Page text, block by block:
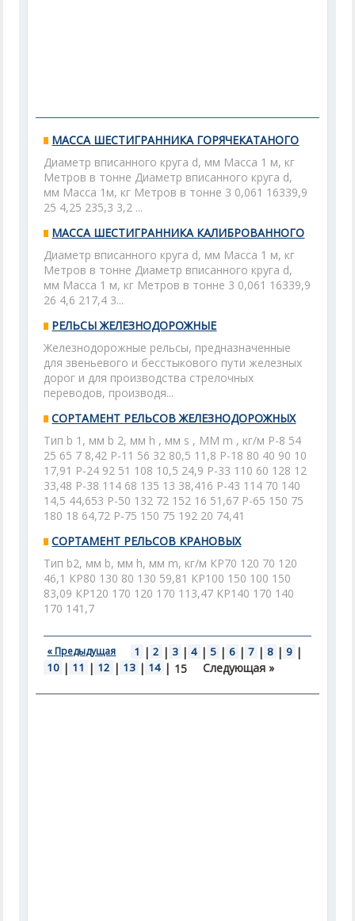
МАССА ШЕСТИГРАННИКА ГОРЯЧЕКАТАНОГО
Диаметр вписанного круга d, мм Масса 1 м, кг
Метров в тонне Диаметр вписанного круга d,
мм Масса 1м, кг Метров в тонне 3 0,061 16339,9
25 4,25 235,3 3,2 ...
МАССА ШЕСТИГРАННИКА КАЛИБРОВАННОГО
Диаметр вписанного круга d, мм Масса 1 м, кг
Метров в тонне Диаметр вписанного круга d,
мм Масса 1 м, кг Метров в тонне 3 0,061 16339,9
26 4,6 217,4 3...
РЕЛЬСЫ ЖЕЛЕЗНОДОРОЖНЫЕ
Железнодорожные рельсы, предназначенные
для звеньевого и бесстыкового пути железных
дорог и для производства стрелочных
переводов, производя...
СОРТАМЕНТ РЕЛЬСОВ ЖЕЛЕЗНОДОРОЖНЫХ
Тип b 1, мм b 2, мм h , мм s , ММ m , кг/м Р-8 54
25 65 7 8,42 P-11 56 32 80,5 11,8 P-18 80 40 90 10
17,91 Р-24 92 51 108 10,5 24,9 P-33 110 60 128 12
33,48 P-38 114 68 135 13 38,416 P-43 114 70 140
14,5 44,653 Р-50 132 72 152 16 51,67 P-65 150 75
180 18 64,72 Р-75 150 75 192 20 74,41
СОРТАМЕНТ РЕЛЬСОВ КРАНОВЫХ
Тип b2, мм b, мм h, мм m, кг/м КР70 120 70 120
46,1 КР80 130 80 130 59,81 КР100 150 100 150
83,09 КР120 170 120 170 113,47 КР140 170 140
170 141,7
« Предыдущая 1 | 2 | 3 | 4 | 5 | 6 | 7 | 8 | 9 |
10 | 11 | 12 | 13 | 14 | 15 Следующая »